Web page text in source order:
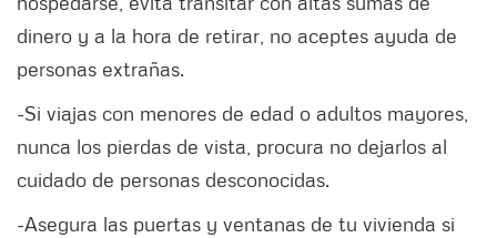
dinero y a la hora de retirar, no aceptes ayuda de
personas extrañas.
-Si viajas con menores de edad o adultos mayores,
nunca los pierdas de vista, procura no dejarlos al
cuidado de personas desconocidas.
-Asegura las puertas y ventanas de tu vivienda si